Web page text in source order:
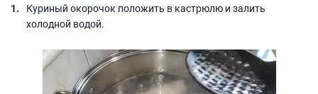
Куриный окорочок положить в кастрюлю и залить
холодной водой.